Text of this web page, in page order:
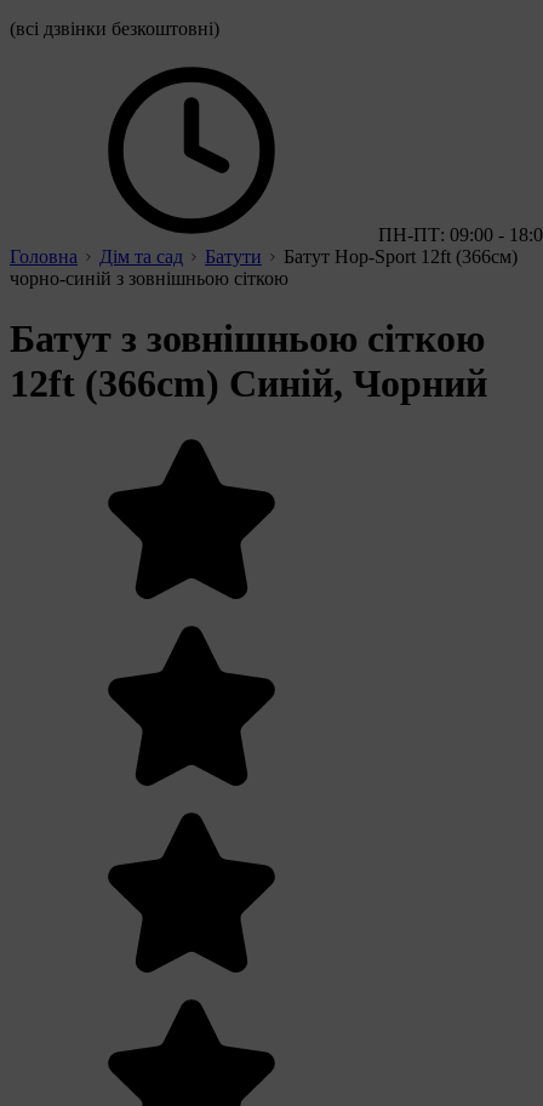
(всі дзвінки безкоштовні)
ПН-ПТ: 09:00 -
Головна
Дім та сад Батути
Батут Hop-Sport 12ft (366см)
чорно-синій з зовнішньою сіткою
Батут з зовнішньою сіткою
12ft (366cm) Синій, Чорний